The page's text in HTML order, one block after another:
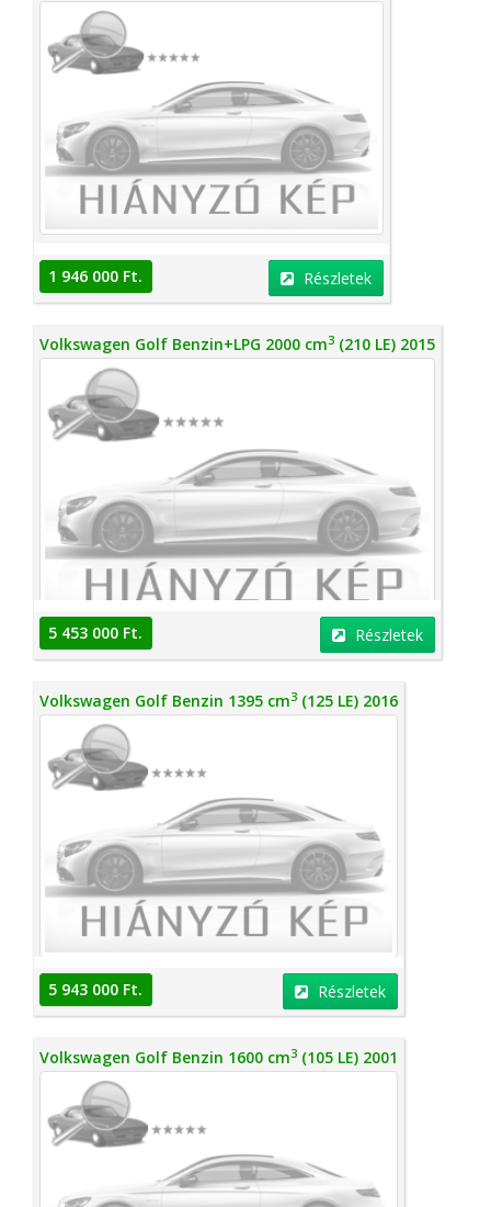
1 946 000 Ft. Részletek
Volkswagen Golf Benzin+LPG 2000 cm3 (210 LE) 2015
5 453 000 Ft. Részletek
Volkswagen Golf Benzin 1395 cm3 (125 LE) 2016
5 943 000 Ft. Részletek
Volkswagen Golf Benzin 1600 cm3 (105 LE) 2001